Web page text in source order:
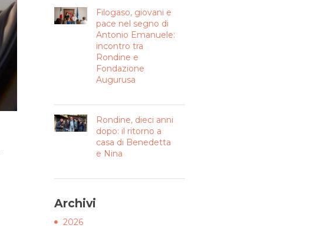
Filogaso, giovani e
pace nel segno di
Antonio Emanuele:
incontro tra
Rondine e
Fondazione
Augurusa
Rondine, dieci anni
dopo: il ritorno a
casa di Benedetta
e Nina
Archivi
2026